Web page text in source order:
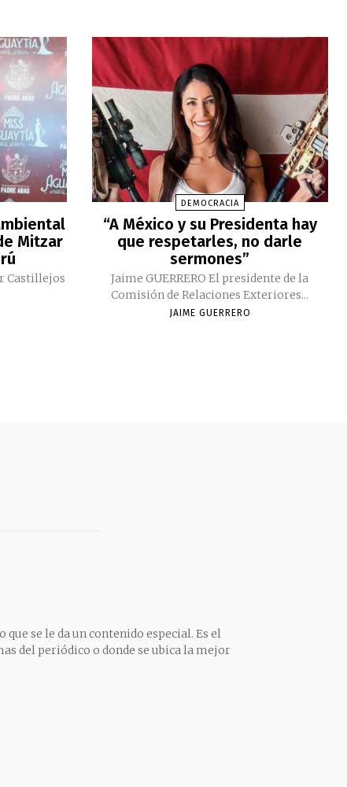
Mitzar
Castillejos
DEMOCRACIA
“A México y su Presidenta hay
que respetarles, no darle
sermones”
Jaime GUERRERO El presidente de la
Comisión de Relaciones Exteriores...
JAIME GUERRERO
se le da un contenido especial. Es el
del periódico o donde se ubica la mejor